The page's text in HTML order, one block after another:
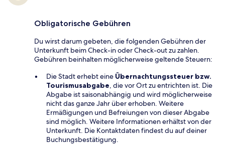
Obligatorische Gebühren
Du wirst darum gebeten, die folgenden Gebühren der
Unterkunft beim Check-in oder Check-out zu zahlen.
Gebühren beinhalten möglicherweise geltende Steuern:
Die Stadt erhebt eine Übernachtungssteuer bzw.
Tourismusabgabe, die vor Ort zu entrichten ist. Die
Abgabe ist saisonabhängig und wird möglicherweise
nicht das ganze Jahr über erhoben. Weitere
Ermäßigungen und Befreiungen von dieser Abgabe
sind möglich. Weitere Informationen erhältst von der
Unterkunft. Die Kontaktdaten findest du auf deiner
Buchungsbestätigung.